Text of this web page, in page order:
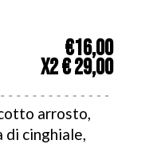
€16,00
x2 € 29,00
arrosto,
di cinghiale,